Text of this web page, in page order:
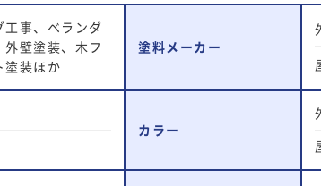
工事、ベランダ
外壁塗装、木フ
塗装ほか
塗料メーカー
カラー